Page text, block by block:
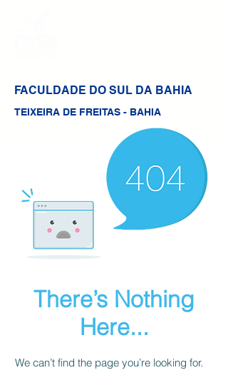
FACULDADE DO SUL DA BAHIA
TEIXEIRA DE FREITAS - BAHIA
There’s Nothing
Here...
We can’t find the page you’re looking for.